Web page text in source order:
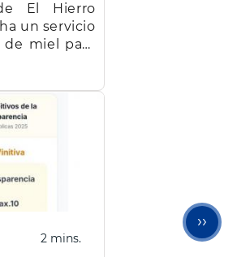
El Hierro
un servicio
miel para
2 mins.
››